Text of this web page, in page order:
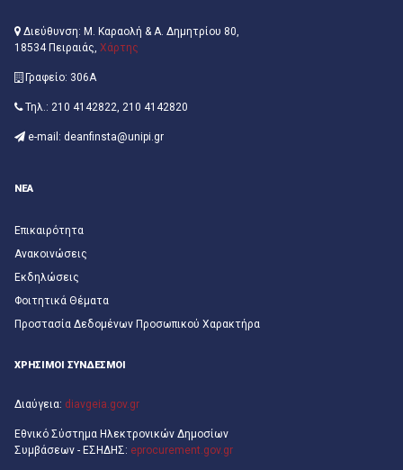
Διεύθυνση: Μ. Καραολή & Α. Δημητρίου 80,
18534 Πειραιάς, Χάρτης
Γραφείο: 306A
Τηλ.: 210 4142822, 210 4142820
e-mail:
ΝΕΑ
Επικαιρότητα
Ανακοινώσεις
Εκδηλώσεις
Φοιτητικά Θέματα
Προστασία Δεδομένων Προσωπικού Χαρακτήρα
ΧΡΗΣΙΜΟΙ ΣΥΝΔΕΣΜΟΙ
Διαύγεια: diavgeia.gov.gr
Εθνικό Σύστημα Ηλεκτρονικών Δημοσίων
Συμβάσεων - ΕΣΗΔΗΣ: eprocurement.gov.gr